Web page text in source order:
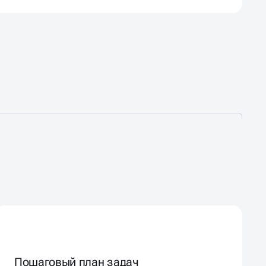
Пошаговый план задач